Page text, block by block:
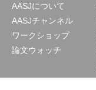
AASJについて
AASJチャンネル
ワークショップ
論文ウォッチ